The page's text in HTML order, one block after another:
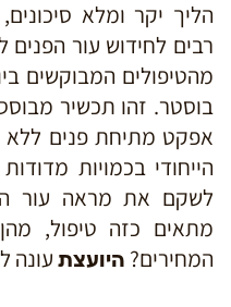
הליך יקר ומלא
רבים לחידוש עור
מהטיפולים המבוקשים
בוסטר. זהו תכשיר
אפקט מתיחת פנים ללא
הייחודי בכמויות
לשקם את מראה עור
מתאים כזה טיפול,
המחירים? היועצת עונה